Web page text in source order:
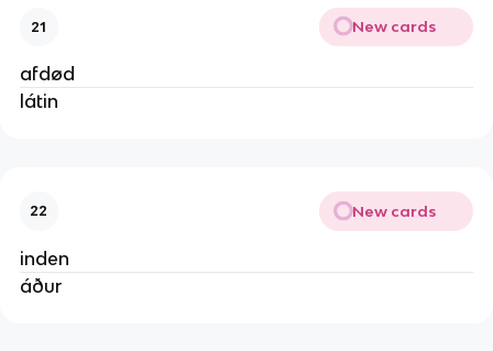
21 New cards
afdød
látin
22 New cards
inden
áður